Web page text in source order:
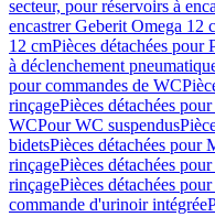
secteur, pour réservoirs à
encastrer Geberit Omega 12
12 cmPièces détachées
à déclenchement
pour commandes de WC
rinçagePièces détachées
WCPour WC suspendus
bidetsPièces détachées pour
rinçagePièces détachées
rinçagePièces détachées
commande d'urinoir intégrée